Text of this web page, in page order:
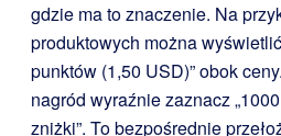
gdzie ma to znaczenie. Na
produktowych można
punktów (1,50 USD)” obok
nagród wyraźnie zaznacz
zniżki”. To bezpośrednie